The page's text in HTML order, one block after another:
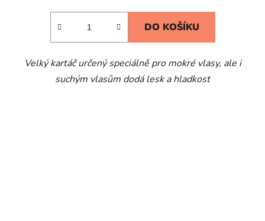
5,0
hvězdiček.
DO KOŠÍKU
Velký kartáč určený speciálně pro mokré vlasy, ale i
suchým vlasům dodá lesk a hladkost